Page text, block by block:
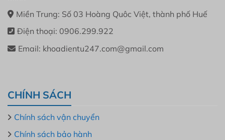
Miền Trung: Số 03 Hoàng Quôc Việt, thành phố Huế
Điện thoại: 0906.299.922
Email: khoadientu247.com@gmail.com
CHÍNH SÁCH
Chính sách vận chuyển
Chính sách bảo hành